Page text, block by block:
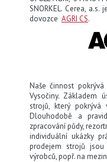
SNORKEL. Cerea,
dovozce AGRI CS.
Naše činnost
Vysočiny. Základem
strojů, který pokrývá
Dlouhodobě a
zpracování půdy,
individuální ukázky
prodejem strojů
výrobců, popř. na